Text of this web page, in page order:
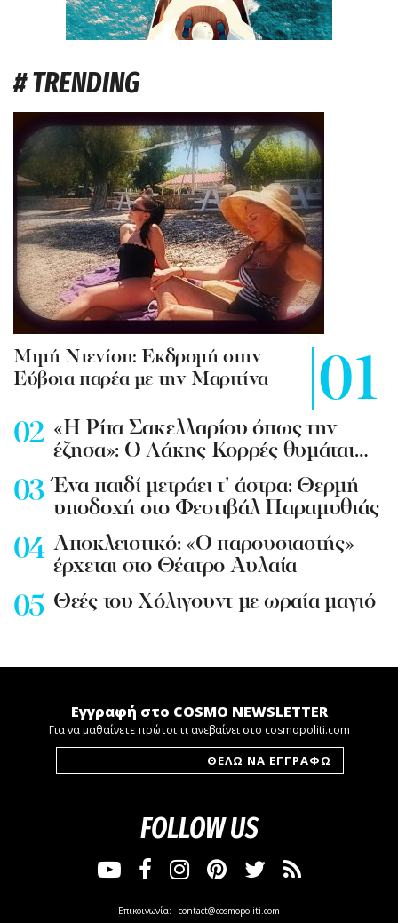
# TRENDING
Mιμή Ντενίση: Εκδρομή στην
Εύβοια παρέα με την Μαριτίνα
«Η Ρίτα Σακελλαρίου όπως την
έζησα»: Ο Λάκης Κορρές θυμάται…
Ένα παιδί μετράει τ’ άστρα: Θερμή
υποδοχή στο Φεστιβάλ Παραμυθιάς
Aποκλειστικό: «Ο παρουσιαστής»
έρχεται στο Θέατρο Αυλαία
Θεές του Χόλιγουντ με ωραία μαγιό
Εγγραφή στο COSMO NEWSLETTER
Για να μαθαίνετε πρώτοι τι ανεβαίνει στο cosmopoliti.com
FOLLOW US
Επικοινωνία: contact@cosmopoliti.com